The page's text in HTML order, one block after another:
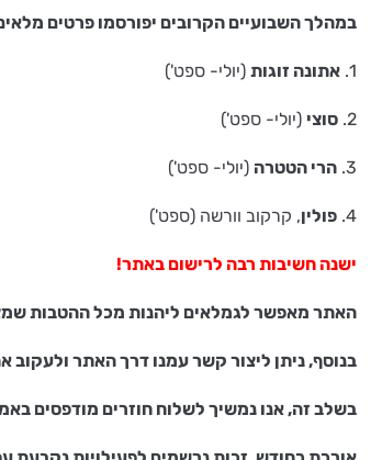
במהלך השבועיים הקרובים יפורסמו פרטים
1. אתונה זוגות (יולי- ספט')
2. סוצי (יולי- ספט')
3. הרי הטטרה (יולי- ספט')
4. פולין, קרקוב וורשה (ספט')
ישנה חשיבות רבה לרישום באתר!
האתר מאפשר לגמלאים ליהנות מכל ההטבות
בנוסף, ניתן ליצור קשר עמנו דרך האתר ולעקוב
בשלב זה, אנו נמשיך לשלוח חוזרים מודפסים